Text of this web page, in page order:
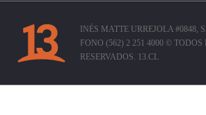
INÉS MATTE URREJOLA #0848,
FONO (562) 2 251 4000 © TODOS
RESERVADOS. 13.CL